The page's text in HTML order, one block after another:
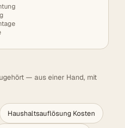
— aus einer Hand, mit
Haushaltsauflösung Kosten